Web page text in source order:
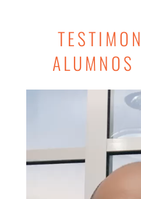
ALUMNOS